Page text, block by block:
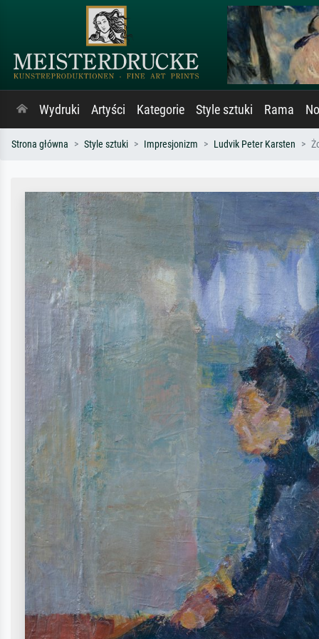
Wydruki Artyści Kategorie Style sztuki Rama
Strona główna Style sztuki Impresjonizm Ludvik Peter Karsten